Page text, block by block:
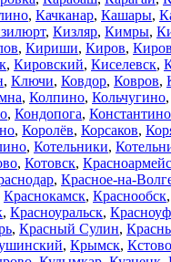
, Качканар, Кашары,
, Кизляр, Кимры,
, Кириши, Киров,
, Кировский, Киселевск,
, Ключи, Ковдор, Ковров,
, Колпино, Кольчугино,
, Кондопога,
, Королёв, Корсаков,
, Котельники,
, Котовск,
, Красное-на-
Краснокамск, Краснообск,
, Красноуральск,
, Красный Сулин,
, Крымск, Кстово